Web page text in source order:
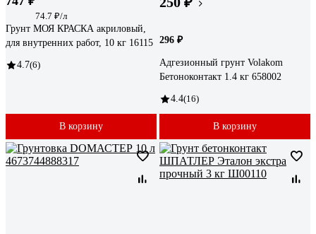
74.7 ₽/л
Грунт МОЯ КРАСКА акриловый,
для внутренних работ, 10 кг 16115
4.7(6)
В корзину
296 ₽
Адгезионный грунт Volakom
Бетоноконтакт 1.4 кг 658002
4.4(16)
В корзину